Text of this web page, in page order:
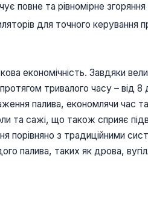
повне та рівномірне згоряння
для точного керування
економічність. Завдяки
тривалого часу –
палива, економлячи час
та сажі, що також сприяє
порівняно з традиційними
палива, таких як дрова,